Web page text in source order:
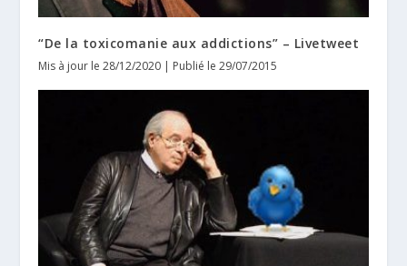
“De la toxicomanie aux addictions” – Livetweet
Mis à jour le 28/12/2020 | Publié le 29/07/2015